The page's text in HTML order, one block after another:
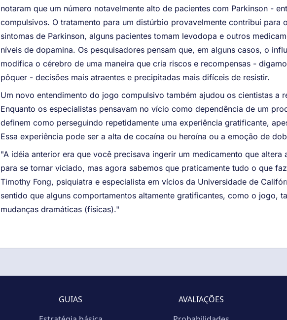
notaram que um número notavelmente alto de pacientes com Parkinson -
compulsivos. O tratamento para um distúrbio provavelmente contribui para
sintomas de Parkinson, alguns pacientes tomam levodopa e outros
níveis de dopamina. Os pesquisadores pensam que, em alguns casos, o
modifica o cérebro de uma maneira que cria riscos e recompensas -
pôquer - decisões mais atraentes e precipitadas mais difíceis de resistir.
Um novo entendimento do jogo compulsivo também ajudou os cientistas a
Enquanto os especialistas pensavam no vício como dependência de um
definem como perseguindo repetidamente uma experiência gratificante,
Essa experiência pode ser a alta de cocaína ou heroína ou a emoção de
"A idéia anterior era que você precisava ingerir um medicamento que altera
para se tornar viciado, mas agora sabemos que praticamente tudo o que
Timothy Fong, psiquiatra e especialista em vícios da Universidade de
sentido que alguns comportamentos altamente gratificantes, como o jogo,
mudanças dramáticas (físicas)."
GUIAS
AVALIAÇÕES